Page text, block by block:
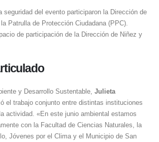
seguridad del evento participaron la Dirección de
Patrulla de Protección Ciudadana (PPC).
de participación de la Dirección de Niñez y
y Desarrollo Sustentable, Julieta
el trabajo conjunto entre distintas instituciones
actividad. «En este junio ambiental estamos
con la Facultad de Ciencias Naturales, la
Jóvenes por el Clima y el Municipio de San